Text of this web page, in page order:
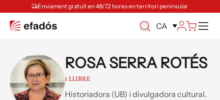
Enviament gratuït en 48/72 hores en territori peninsular
CA
ROSA SERRA ROTÉS
1 LLIBRE
Historiadora (UB) i divulgadora cultural.